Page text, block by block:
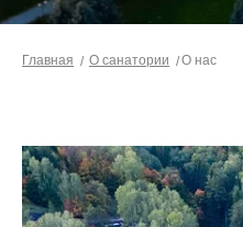
Главная О санатории О нас